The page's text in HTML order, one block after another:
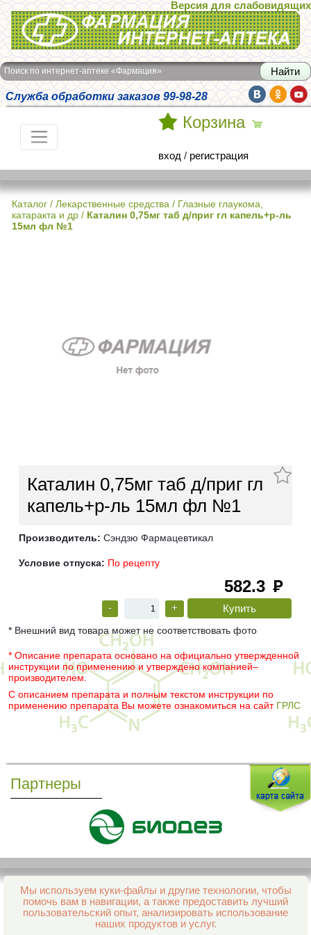
Интернет-аптека Фармация
Версия для слабовидящих
Поиск по интернет-аптеке «Фармация»
Служба обработки заказов 99-98-28
Корзина
вход / регистрация
Каталог / Лекарственные средства / Глазные глаукома,
катаракта и др / Каталин 0,75мг таб д/приг гл капель+р-ль
15мл фл №1
Каталин 0,75мг таб д/приг гл
капель+р-ль 15мл фл №1
Производитель: Сэндзю Фармацевтикал
Условие отпуска: По рецепту
582.3 руб
- +
* Внешний вид товара может не соответствовать фото
* Описание препарата основано на официально утвержденной
инструкции по применению и утверждено компанией–
производителем.
С описанием препарата и полным текстом инструкции по
применению препарата Вы можете ознакомиться на сайт ГРЛС
Партнеры
Мы используем куки-файлы и другие технологии, чтобы
помочь вам в навигации, а также предоставить лучший
пользовательский опыт, анализировать использование
наших продуктов и услуг.
Все права защищены и охраняются законом
© 2013–2026 Интернет-аптека Фармация
support@aptekapenza.ru
Телефон: Служба обработки заказов 99-98-28